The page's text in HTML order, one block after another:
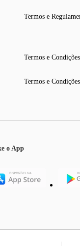
Termos e
Termos e
Termos e
o App